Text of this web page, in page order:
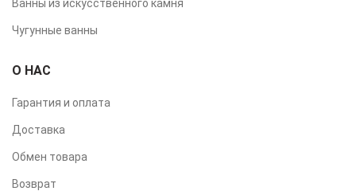
Ванны из искусственного камня
Чугунные ванны
О НАС
Гарантия и оплата
Доставка
Обмен товара
Возврат